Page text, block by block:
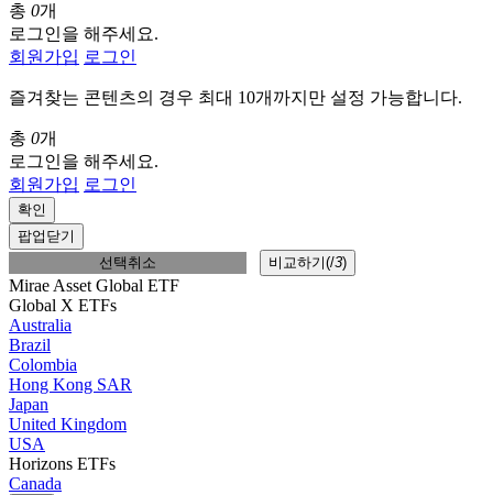
총 0개
로그인을 해주세요.
회원가입 로그인
즐겨찾는 콘텐츠의 경우 최대 10개까지만 설정 가능합니다.
총 0개
로그인을 해주세요.
회원가입 로그인
확인
팝업닫기
선택취소
비교하기(/3)
Mirae Asset Global ETF
Global X ETFs
Australia
Brazil
Colombia
Hong Kong SAR
Japan
United Kingdom
USA
Horizons ETFs
Canada